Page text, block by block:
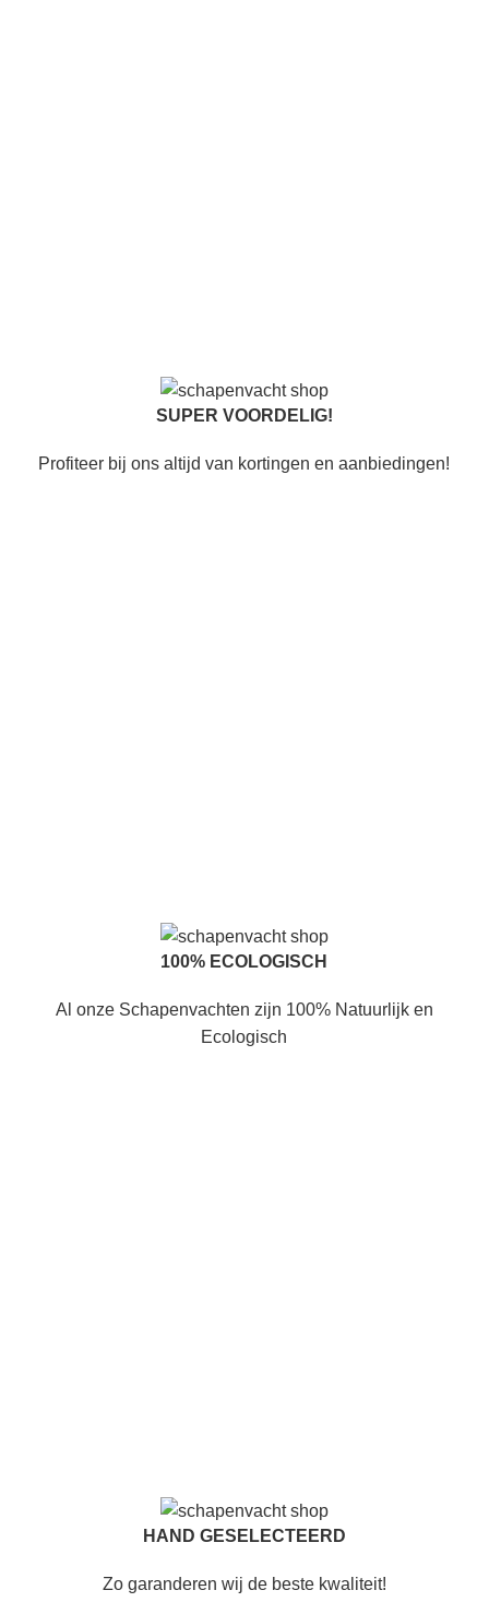
SUPER VOORDELIG!
Profiteer bij ons altijd van kortingen en aanbiedingen!
100% ECOLOGISCH
Al onze Schapenvachten zijn 100% Natuurlijk en
Ecologisch
HAND GESELECTEERD
Zo garanderen wij de beste kwaliteit!